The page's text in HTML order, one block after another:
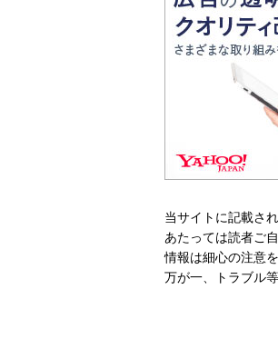
当サイトに記載さ
あたっては読者ご
情報は細心の注意
万が一、トラブル